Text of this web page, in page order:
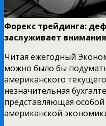
Форекс трейдинга:
заслуживает внимания
Читая ежегодный
можно было бы
американского
незначительная
представляющая
американской